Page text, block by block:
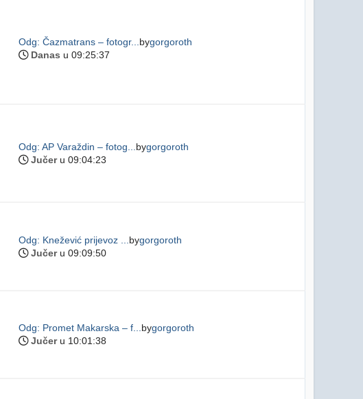
Odg: Čazmatrans – fotogr... bygorgoroth
Danas u 09:25:37
Odg: AP Varaždin – fotog... bygorgoroth
Jučeru 09:04:23
Odg: Knežević prijevoz ... bygorgoroth
Jučeru 09:09:50
Odg: Promet Makarska – f... bygorgoroth
Jučeru 10:01:38